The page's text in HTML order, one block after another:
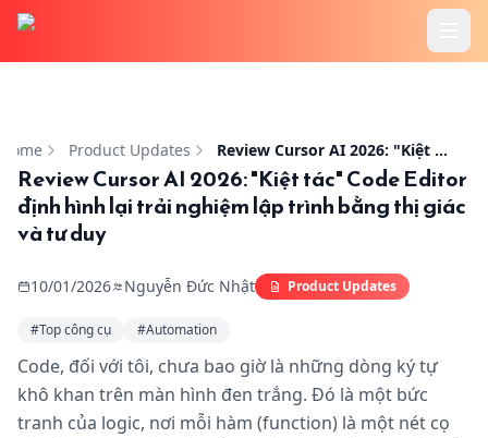
Tính Năng
Cookbook
Hướng Dẫn
Blog
Home Product Updates Review Cursor AI 2026: "Kiệt tác" Code Editor định hình lại trải nghiệm lập trình bằng thị giác và tư duy
Review Cursor AI 2026: "Kiệt tác" Code Editor
định hình lại trải nghiệm lập trình bằng thị giác
và tư duy
10/01/2026 Nguyễn Đức Nhật Product Updates
#Top công cụ #Automation
Code, đối với tôi, chưa bao giờ là những dòng ký tự
khô khan trên màn hình đen trắng. Đó là một bức
tranh của logic, nơi mỗi hàm (function) là một nét cọ